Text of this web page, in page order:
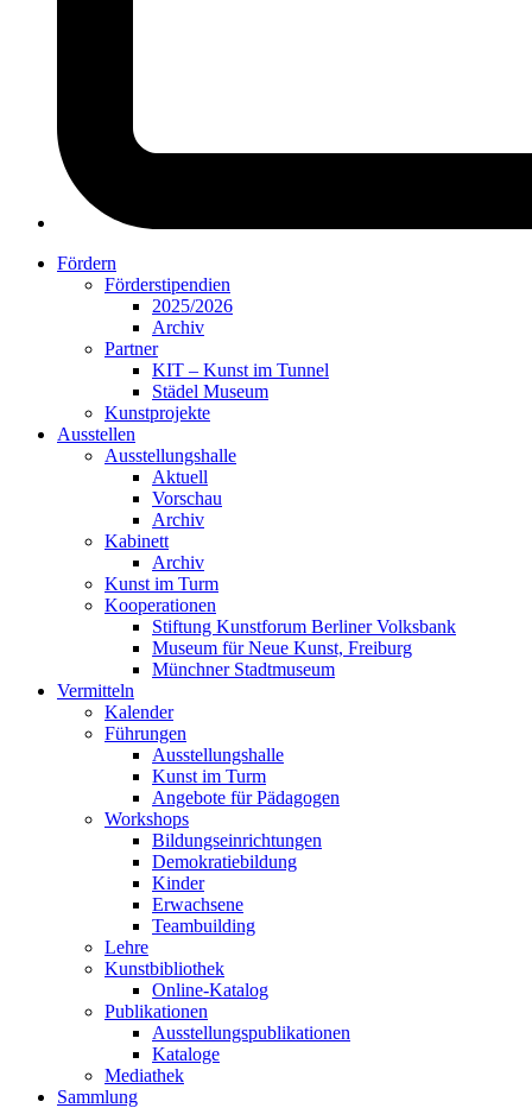
Fördern
Förderstipendien
2025/2026
Archiv
Partner
KIT – Kunst im Tunnel
Städel Museum
Kunstprojekte
Ausstellen
Ausstellungshalle
Aktuell
Vorschau
Archiv
Kabinett
Archiv
Kunst im Turm
Kooperationen
Stiftung Kunstforum Berliner Volksbank
Museum für Neue Kunst, Freiburg
Münchner Stadtmuseum
Vermitteln
Kalender
Führungen
Ausstellungshalle
Kunst im Turm
Angebote für Pädagogen
Workshops
Bildungseinrichtungen
Demokratiebildung
Kinder
Erwachsene
Teambuilding
Lehre
Kunstbibliothek
Online-Katalog
Publikationen
Ausstellungspublikationen
Kataloge
Mediathek
Sammlung